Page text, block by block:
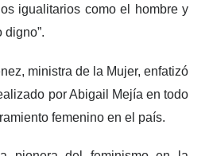
igualitarios como el hombre y
ministra de la Mujer, enfatizó
por Abigail Mejía en todo
femenino en el país.